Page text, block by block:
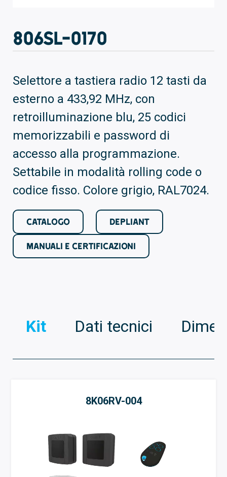
806SL-0170
Selettore a tastiera radio 12 tasti da
esterno a 433,92 MHz, con
retroilluminazione blu, 25 codici
memorizzabili e password di
accesso alla programmazione.
Settabile in modalità rolling code o
codice fisso. Colore grigio, RAL7024.
CATALOGO DEPLIANT
MANUALI E CERTIFICAZIONI
Kit Dati tecnici
8K06RV-004